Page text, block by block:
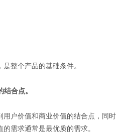
整个产品的基础条件。
合点。
用户价值和商业价值的结合点，同时
需求通常是最优质的需求。